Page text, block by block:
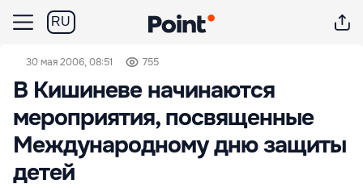
RU
30 мая 2006, 08:51 755
В Кишиневе начинаются
мероприятия, посвященные
Международному дню защиты
детей